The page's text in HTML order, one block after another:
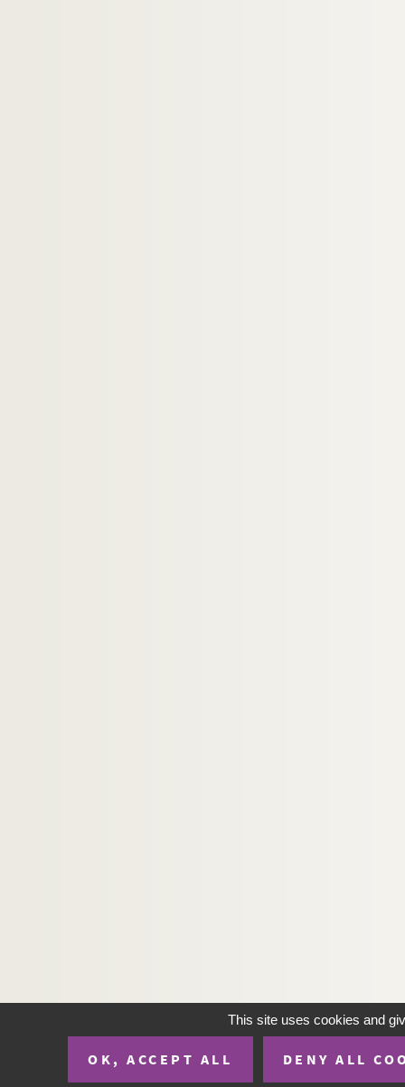
This site uses cookies and
OK, ACCEPT ALL DENY ALL